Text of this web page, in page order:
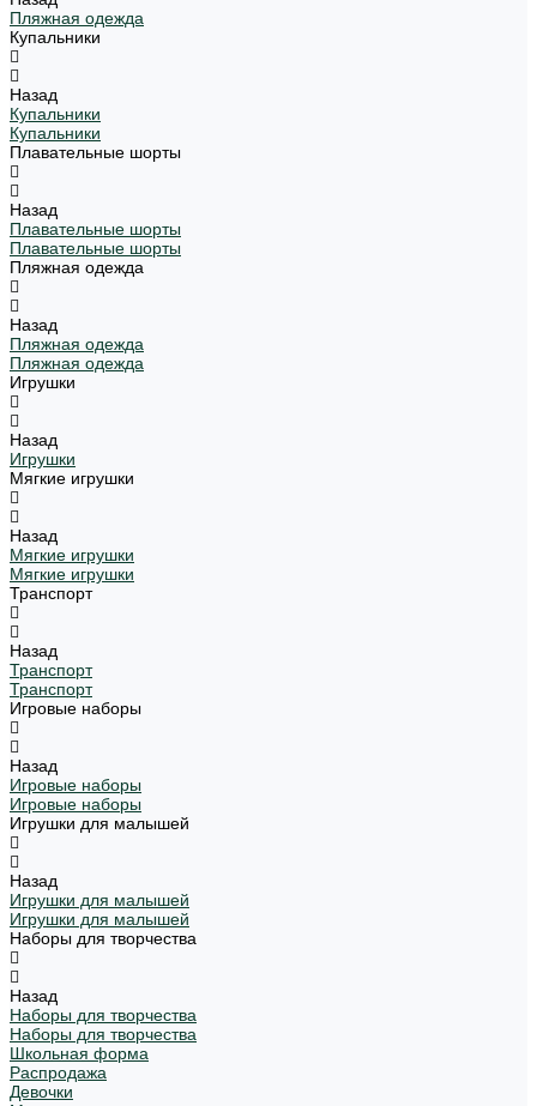
Пляжная одежда
Купальники
Назад
Купальники
Купальники
Плавательные шорты
Назад
Плавательные шорты
Плавательные шорты
Пляжная одежда
Назад
Пляжная одежда
Пляжная одежда
Игрушки
Назад
Игрушки
Мягкие игрушки
Назад
Мягкие игрушки
Мягкие игрушки
Транспорт
Назад
Транспорт
Транспорт
Игровые наборы
Назад
Игровые наборы
Игровые наборы
Игрушки для малышей
Назад
Игрушки для малышей
Игрушки для малышей
Наборы для творчества
Назад
Наборы для творчества
Наборы для творчества
Школьная форма
Распродажа
Девочки